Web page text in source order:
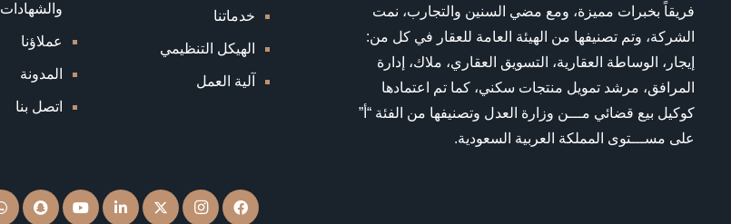
فريقاً بخبرات مميزة، ومع مضي السنين والتجارب، نمت
الشركة، وتم تصنيفها من الهيئة العامة للعقار في كل من:
إيجار، الوساطة العقارية، التسويق العقاري، ملاك، إدارة
المرافق، مرشد تمويل منتجات سكني، كما تم اعتمادها
كوكيل بيع قضائي مـــن وزارة العدل وتصنيفها من الفئة “أ”
على مســـتوى المملكة العربية السعودية.
خدماتنا
الهيكل التنظيمي
آلية العمل
والشهادات
عملاؤنا
المدونة
اتصل بنا